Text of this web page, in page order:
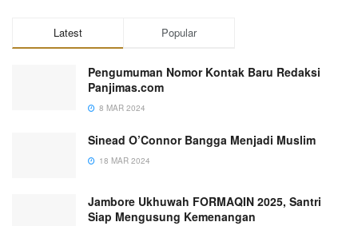
Latest Popular
Pengumuman Nomor Kontak Baru Redaksi
Panjimas.com
8 MAR 2024
Sinead O’Connor Bangga Menjadi Muslim
18 MAR 2024
Jambore Ukhuwah FORMAQIN 2025, Santri
Siap Mengusung Kemenangan